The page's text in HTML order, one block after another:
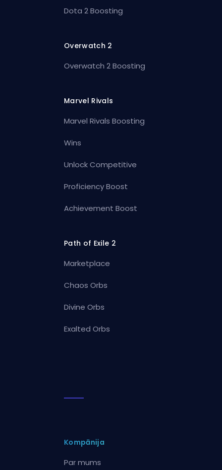
Dota 2 Boosting
Overwatch 2
Overwatch 2 Boosting
Marvel Rivals
Marvel Rivals Boosting
Wins
Unlock Competitive
Proficiency Boost
Achievement Boost
Path of Exile 2
Marketplace
Chaos Orbs
Divine Orbs
Exalted Orbs
Kompānija
Par mums